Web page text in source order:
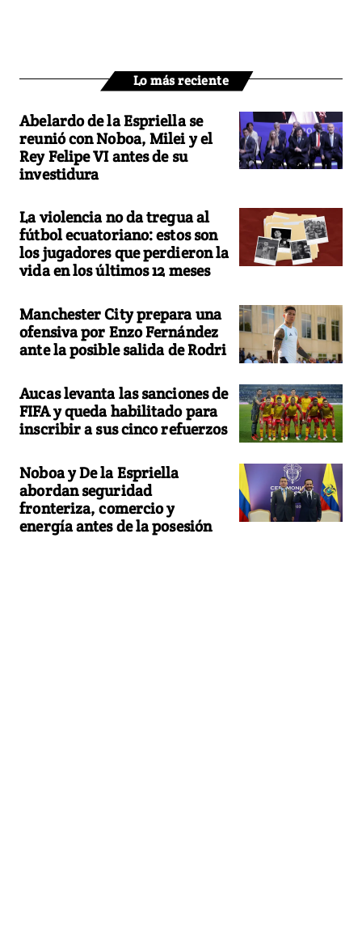
Lo más reciente
Abelardo de la Espriella se
reunió con Noboa, Milei y el
Rey Felipe VI antes de su
investidura
La violencia no da tregua al
fútbol ecuatoriano: estos son
los jugadores que perdieron la
vida en los últimos 12 meses
Manchester City prepara una
ofensiva por Enzo Fernández
ante la posible salida de Rodri
Aucas levanta las sanciones de
FIFA y queda habilitado para
inscribir a sus cinco refuerzos
Noboa y De la Espriella
abordan seguridad
fronteriza, comercio y
energía antes de la posesión